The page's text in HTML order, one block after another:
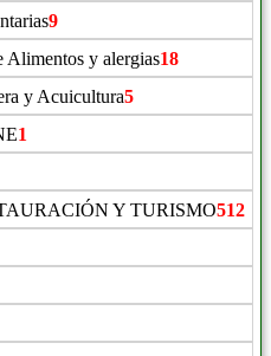
9
Alimentos y alergias18
y Acuicultura5
1
Y TURISMO512